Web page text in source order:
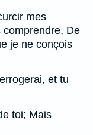
mes
De
je ne conçois
et tu
toi; Mais